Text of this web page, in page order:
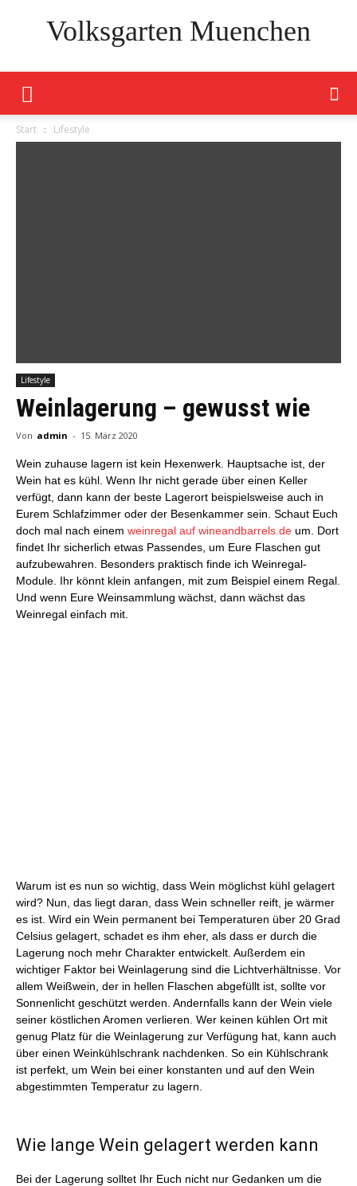
Volksgarten Muenchen
Start Lifestyle
Lifestyle
Weinlagerung – gewusst wie
Von admin - 15. März 2020
Wein zuhause lagern ist kein Hexenwerk. Hauptsache ist, der
Wein hat es kühl. Wenn Ihr nicht gerade über einen Keller
verfügt, dann kann der beste Lagerort beispielsweise auch in
Eurem Schlafzimmer oder der Besenkammer sein. Schaut Euch
doch mal nach einem weinregal auf wineandbarrels.de um. Dort
findet Ihr sicherlich etwas Passendes, um Eure Flaschen gut
aufzubewahren. Besonders praktisch finde ich Weinregal-
Module. Ihr könnt klein anfangen, mit zum Beispiel einem Regal.
Und wenn Eure Weinsammlung wächst, dann wächst das
Weinregal einfach mit.
Warum ist es nun so wichtig, dass Wein möglichst kühl gelagert
wird? Nun, das liegt daran, dass Wein schneller reift, je wärmer
es ist. Wird ein Wein permanent bei Temperaturen über 20 Grad
Celsius gelagert, schadet es ihm eher, als dass er durch die
Lagerung noch mehr Charakter entwickelt. Außerdem ein
wichtiger Faktor bei Weinlagerung sind die Lichtverhältnisse. Vor
allem Weißwein, der in hellen Flaschen abgefüllt ist, sollte vor
Sonnenlicht geschützt werden. Andernfalls kann der Wein viele
seiner köstlichen Aromen verlieren. Wer keinen kühlen Ort mit
genug Platz für die Weinlagerung zur Verfügung hat, kann auch
über einen Weinkühlschrank nachdenken. So ein Kühlschrank
ist perfekt, um Wein bei einer konstanten und auf den Wein
abgestimmten Temperatur zu lagern.
Wie lange Wein gelagert werden kann
Bei der Lagerung solltet Ihr Euch nicht nur Gedanken um die